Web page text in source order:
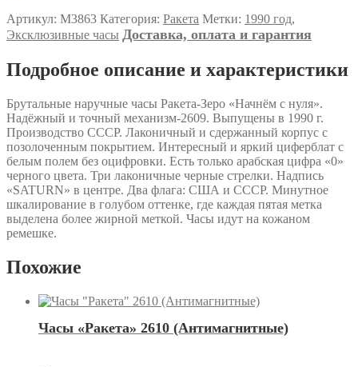
Артикул: М3863 Категория: Ракета Метки: 1990 год,
Эксклюзивные часы Доставка, оплата и гарантия
Подробное описание и характеристики
Брутальные наручные часы Ракета-Зеро «Начнём с нуля».
Надёжный и точный механизм-2609. Выпущены в 1990 г.
Производство СССР. Лаконичный и сдержанный корпус с
позолоченным покрытием. Интересный и яркий циферблат с
белым полем без оцифровки. Есть только арабская цифра «0»
черного цвета. Три лаконичные черные стрелки. Надпись
«SATURN» в центре. Два флага: США и СССР. Минутное
шкалирование в голубом оттенке, где каждая пятая метка
выделена более жирной меткой. Часы идут на кожаном
ремешке.
Похожие
Часы «Ракета» 2610 (Антимагнитные)